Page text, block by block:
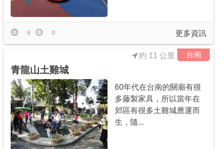
更多資訊
8 0
台南
青龍山土雞城
約 11 公里
60年代在台南的關廟有很
多藤製家具，所以當年在
郊區有很多土雞城應運而
生，隨...